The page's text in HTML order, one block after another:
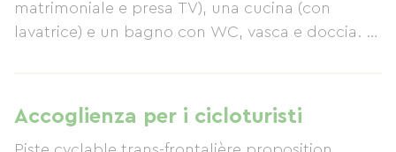
matrimoniale e presa TV), una cucina (con
lavatrice) e un bagno con WC, vasca e doccia. Il
È disponibile anche una culla. I servizi includono
parcheggio, giardino, mobili da giardino,
Accoglienza per i cicloturisti